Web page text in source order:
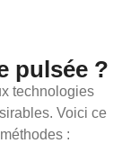
pulsée ?
technologies
Voici ce
: